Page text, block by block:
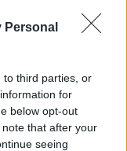
Personal
to third parties, or
for
below opt-out
that after your
seeing
a harmadik
pedig itt
hogy így
a